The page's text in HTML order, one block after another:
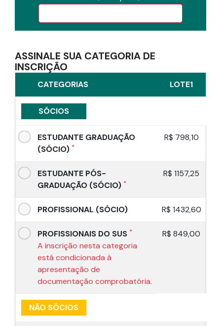
ASSINALE SUA CATEGORIA DE
INSCRIÇÃO
CATEGORIAS LOTE1
SÓCIOS
ESTUDANTE GRADUAÇÃO
(SÓCIO) *
R$ 798,10
ESTUDANTE PÓS-
GRADUAÇÃO (SÓCIO) *
R$ 1157,25
PROFISSIONAL (SÓCIO) R$ 1432,60
PROFISSIONAIS DO SUS *
A inscrição nesta categoria
está condicionada à
apresentação de
documentação comprobatória.
R$ 849,00
NÃO SÓCIOS